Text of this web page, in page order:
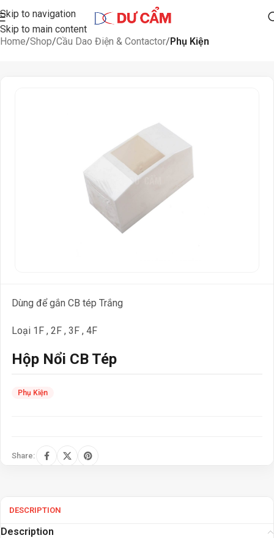
Skip to navigation
Skip to main content
Home Shop Cầu Dao Điện & Contactor Phụ Kiện
Hộp Nổi CB Tép
Dùng để gắn CB tép Trắng
Loại 1F , 2F , 3F , 4F
Phụ Kiện
Share:
DESCRIPTION
Description